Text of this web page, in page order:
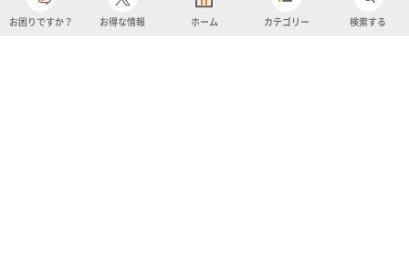
お困りですか？ お得な情報 ホーム カテゴリー 検索する